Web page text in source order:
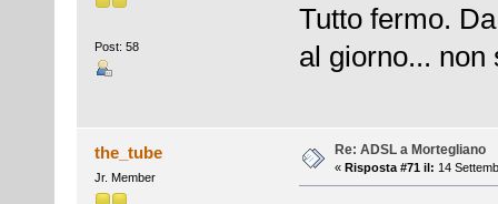
Post: 58
Tutto fermo.
al giorno... non
the_tube
Jr. Member
Re: ADSL a Mortegliano
« Risposta #71 il: 14